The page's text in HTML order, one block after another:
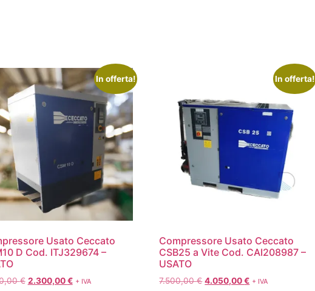
In offerta!
Usato Ceccato
D Cod. ITJ329674 –
€ 2.300,00€ + IVA
In offerta!
Compressore Usato Ceccato
CSB25 a Vite Cod. CAI208987 –
USATO
7.500,00€ 4.050,00€ + IVA